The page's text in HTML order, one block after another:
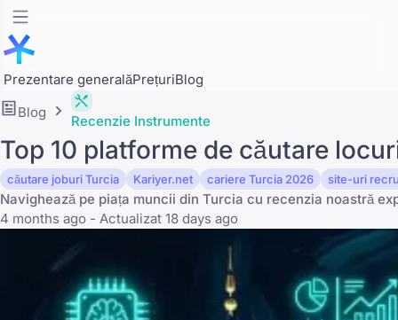
Prezentare generalăPrețuriBlog
Blog
Recenzie Instrumente
Top 10 platforme de căutare
căutare joburi Turcia Kariyer.net cariere Turcia 2026 site-uri
Navighează pe piața muncii din Turcia cu recenzia noastră
4 months ago - Actualizat 18 days ago